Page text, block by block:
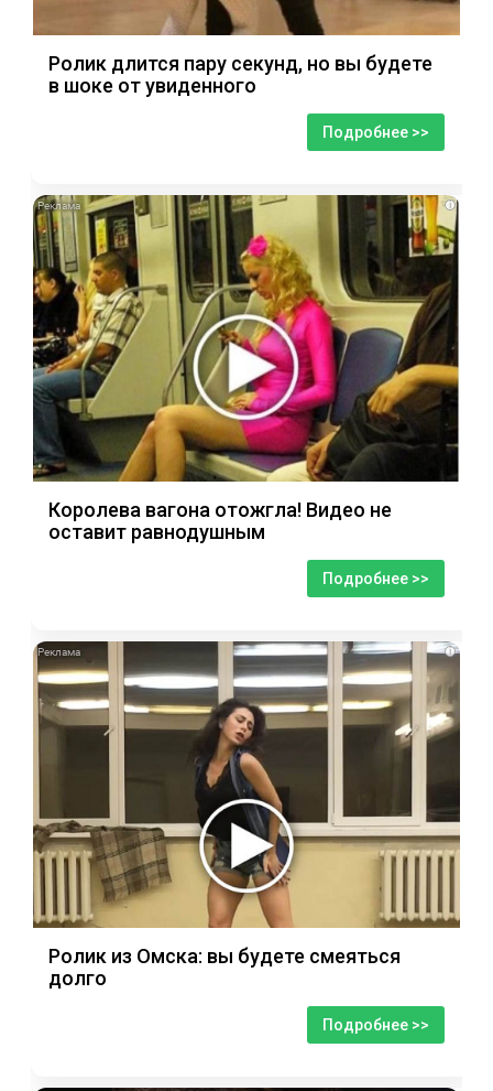
Ролик длится пару секунд, но вы будете
в шоке от увиденного
Подробнее >>
i
Королева вагона отожгла! Видео не
оставит равнодушным
Подробнее >>
i
Ролик из Омска: вы будете смеяться
долго
Подробнее >>